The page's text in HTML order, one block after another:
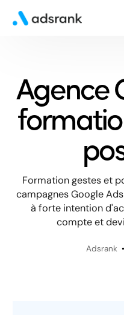
Agence
Formation gestes et
campagnes Google
à forte intention
compte et
Adsrank